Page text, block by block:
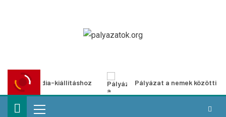
kiállításhoz Pályázat a nemek közötti